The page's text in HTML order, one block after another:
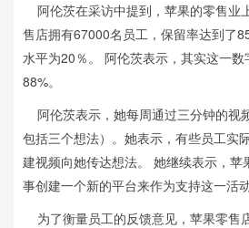
阿伦茨在采访中提到，苹果的零售业
售店拥有67000名员工，保留率达到了
水平为20％。 阿伦茨表示，其实这一
88%。
阿伦茨表示，她每周通过三分钟的视
包括三个想法）。她表示，有些员工实
建视频向她传达想法。 她继续表示，苹
事创建一个新的平台来作为支持这一活动
为了衡量员工的反馈意见，苹果零售